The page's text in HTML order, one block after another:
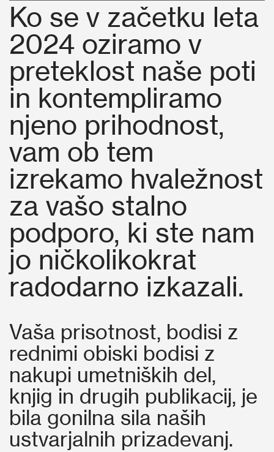
Ko se v začetku leta
2024 oziramo v
preteklost naše poti
in kontempliramo
njeno prihodnost,
vam ob tem
izrekamo hvaležnost
za vašo stalno
podporo, ki ste nam
jo ničkolikokrat
radodarno izkazali.
Vaša prisotnost, bodisi z
rednimi obiski bodisi z
nakupi umetniških del,
knjig in drugih publikacij, je
bila gonilna sila naših
ustvarjalnih prizadevanj.